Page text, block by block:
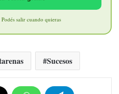
Podés salir cuando quieras
Sucesos